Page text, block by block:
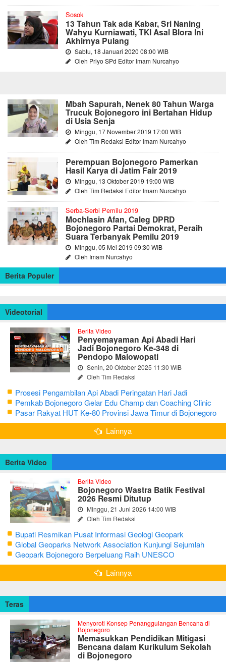
Sosok
13 Tahun Tak ada Kabar, Sri Naning
Wahyu Kurniawati, TKI Asal Blora Ini
Akhirnya Pulang
Sabtu, 18 Januari 2020 08:00 WIB
Oleh Priyo SPd Editor Imam Nurcahyo
Mbah Sapurah, Nenek 80 Tahun Warga
Trucuk Bojonegoro ini Bertahan Hidup
di Usia Senja
Minggu, 17 November 2019 17:00 WIB
Oleh Tim Redaksi Editor Imam Nurcahyo
Perempuan Bojonegoro Pamerkan
Hasil Karya di Jatim Fair 2019
Minggu, 13 Oktober 2019 19:00 WIB
Oleh Tim Redaksi Editor Imam Nurcahyo
Serba-Serbi Pemilu 2019
Mochlasin Afan, Caleg DPRD
Bojonegoro Partai Demokrat, Peraih
Suara Terbanyak Pemilu 2019
Minggu, 05 Mei 2019 09:30 WIB
Oleh Imam Nurcahyo
Berita Populer
Videotorial
Berita Video
Penyemayaman Api Abadi Hari
Jadi Bojonegoro Ke-348 di
Pendopo Malowopati
Senin, 20 Oktober 2025 11:30 WIB
Oleh Tim Redaksi
Prosesi Pengambilan Api Abadi Peringatan Hari Jadi
Bojonegoro Ke-348
Pemkab Bojonegoro Gelar Edu Champ dan Coaching Clinic
Seni Reog dan Jaranan
Pasar Rakyat HUT Ke-80 Provinsi Jawa Timur di Bojonegoro
Lainnya
Berita Video
Berita Video
Bojonegoro Wastra Batik Festival
2026 Resmi Ditutup
Minggu, 21 Juni 2026 14:00 WIB
Oleh Tim Redaksi
Bupati Resmikan Pusat Informasi Geologi Geopark
Bojonegoro
Global Geoparks Network Association Kunjungi Sejumlah
Geosite di Bojonegoro
Geopark Bojonegoro Berpeluang Raih UNESCO
Global Geopark
Lainnya
Teras
Menyoroti Konsep Penanggulangan Bencana di
Bojonegoro
Memasukkan Pendidikan Mitigasi
Bencana dalam Kurikulum Sekolah
di Bojonegoro